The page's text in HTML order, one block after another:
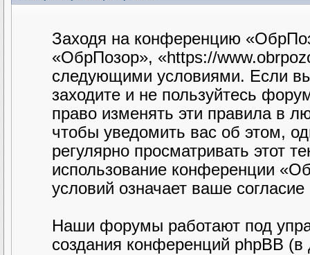
Заходя на конференцию
«ОбрПозор», «https://
следующими условиями. Если
заходите и не пользуйтесь
право изменять эти правила в
чтобы уведомить вас об этом,
регулярно просматривать этот
использование конференции
условий означает ваше
Наши форумы работают под
создания конференций phpBB